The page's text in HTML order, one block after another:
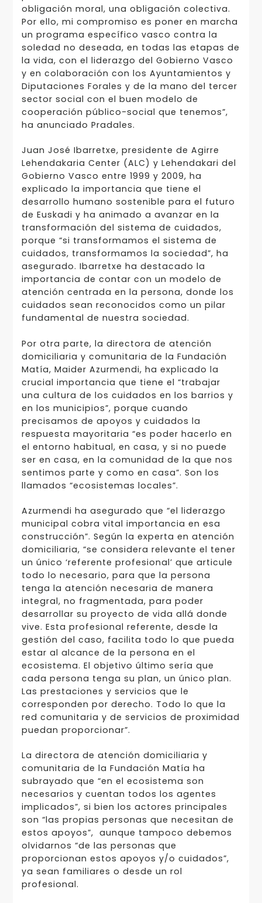
obligación moral, una obligación colectiva.
Por ello, mi compromiso es poner en marcha
un programa específico vasco contra la
soledad no deseada, en todas las etapas de
la vida, con el liderazgo del Gobierno Vasco
y en colaboración con los Ayuntamientos y
Diputaciones Forales y de la mano del tercer
sector social con el buen modelo de
cooperación público-social que tenemos”,
ha anunciado Pradales.
Juan José Ibarretxe, presidente de Agirre
Lehendakaria Center (ALC) y Lehendakari del
Gobierno Vasco entre 1999 y 2009, ha
explicado la importancia que tiene el
desarrollo humano sostenible para el futuro
de Euskadi y ha animado a avanzar en la
transformación del sistema de cuidados,
porque “si transformamos el sistema de
cuidados, transformamos la sociedad”, ha
asegurado. Ibarretxe ha destacado la
importancia de contar con un modelo de
atención centrada en la persona, donde los
cuidados sean reconocidos como un pilar
fundamental de nuestra sociedad.
Por otra parte, la directora de atención
domiciliaria y comunitaria de la Fundación
Matía, Maider Azurmendi, ha explicado la
crucial importancia que tiene el “trabajar
una cultura de los cuidados en los barrios y
en los municipios”, porque cuando
precisamos de apoyos y cuidados la
respuesta mayoritaria “es poder hacerlo en
el entorno habitual, en casa, y si no puede
ser en casa, en la comunidad de la que nos
sentimos parte y como en casa”. Son los
llamados “ecosistemas locales”.
Azurmendi ha asegurado que “el liderazgo
municipal cobra vital importancia en esa
construcción”. Según la experta en atención
domiciliaria, “se considera relevante el tener
un único ‘referente profesional’ que articule
todo lo necesario, para que la persona
tenga la atención necesaria de manera
integral, no fragmentada, para poder
desarrollar su proyecto de vida allá donde
vive. Esta profesional referente, desde la
gestión del caso, facilita todo lo que pueda
estar al alcance de la persona en el
ecosistema. El objetivo último sería que
cada persona tenga su plan, un único plan.
Las prestaciones y servicios que le
corresponden por derecho. Todo lo que la
red comunitaria y de servicios de proximidad
puedan proporcionar”.
La directora de atención domiciliaria y
comunitaria de la Fundación Matía ha
subrayado que “en el ecosistema son
necesarios y cuentan todos los agentes
implicados”, si bien los actores principales
son “las propias personas que necesitan de
estos apoyos”, aunque tampoco debemos
olvidarnos “de las personas que
proporcionan estos apoyos y/o cuidados”,
ya sean familiares o desde un rol
profesional.